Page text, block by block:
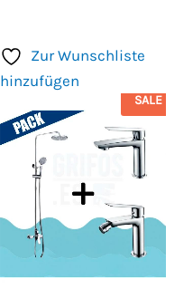
Zur Wunschliste
hinzufügen
SALE